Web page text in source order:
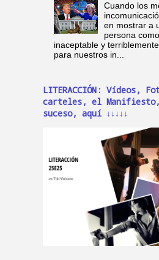
Cuando los
en mostrar a
persona
inaceptable y
para nuestros in...
LITERACCIÓN: Vídeos,
carteles, el
suceso, aquí ↓↓↓↓↓